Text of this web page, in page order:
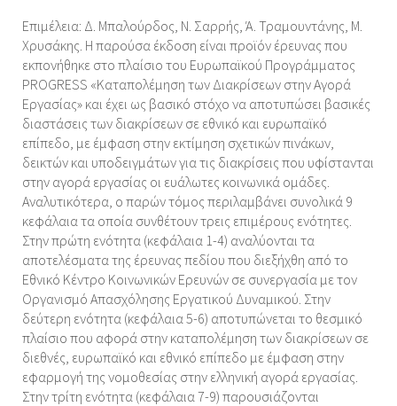
Επιμέλεια: Δ. Μπαλούρδος, Ν. Σαρρής, Ά. Τραμουντάνης, Μ.
Χρυσάκης. Η παρούσα έκδοση είναι προϊόν έρευνας που
εκπονήθηκε στο πλαίσιο του Ευρωπαϊκού Προγράμματος
PROGRESS «Καταπολέμηση των Διακρίσεων στην Αγορά
Εργασίας» και έχει ως βασικό στόχο να αποτυπώσει βασικές
διαστάσεις των διακρίσεων σε εθνικό και ευρωπαϊκό
επίπεδο, με έμφαση στην εκτίμηση σχετικών πινάκων,
δεικτών και υποδειγμάτων για τις διακρίσεις που υφίστανται
στην αγορά εργασίας οι ευάλωτες κοινωνικά ομάδες.
Αναλυτικότερα, ο παρών τόμος περιλαμβάνει συνολικά 9
κεφάλαια τα οποία συνθέτουν τρεις επιμέρους ενότητες.
Στην πρώτη ενότητα (κεφάλαια 1-4) αναλύονται τα
αποτελέσματα της έρευνας πεδίου που διεξήχθη από το
Εθνικό Κέντρο Κοινωνικών Ερευνών σε συνεργασία με τον
Οργανισμό Απασχόλησης Εργατικού Δυναμικού. Στην
δεύτερη ενότητα (κεφάλαια 5-6) αποτυπώνεται το θεσμικό
πλαίσιο που αφορά στην καταπολέμηση των διακρίσεων σε
διεθνές, ευρωπαϊκό και εθνικό επίπεδο με έμφαση στην
εφαρμογή της νομοθεσίας στην ελληνική αγορά εργασίας.
Στην τρίτη ενότητα (κεφάλαια 7-9) παρουσιάζονται